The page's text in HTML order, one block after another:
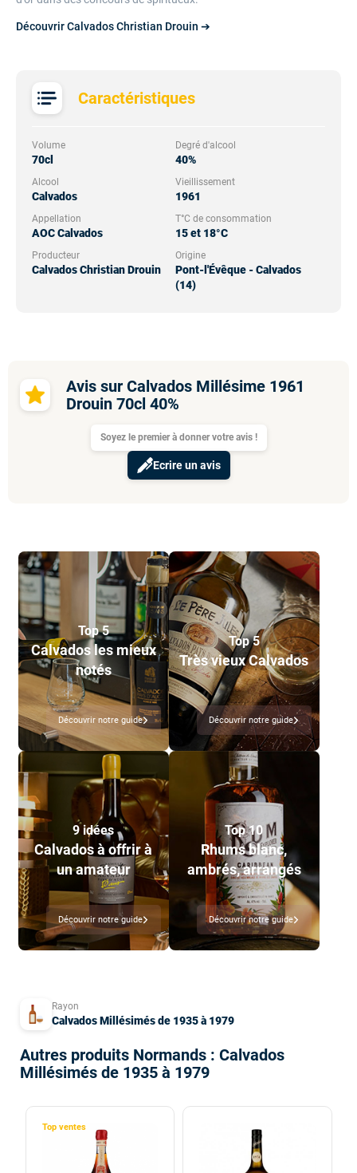
Caractéristiques
Volume
70cl
Degré d'alcool
40%
Alcool
Calvados
Vieillissement
1961
Appellation
AOC Calvados
T°C de consommation
15 et 18°C
Producteur
Calvados Christian Drouin
Origine
Pont-l'Évêque - Calvados
(14)
Découvrir Calvados Christian Drouin ➔
Avis sur Calvados Millésime 1961
Drouin 70cl 40%
Soyez le premier à donner votre avis !
Ecrire un avis
Top 5
Calvados les mieux
notés
Découvrir notre guide
Top 5
Très vieux Calvados
Découvrir notre guide
9 idées
Calvados à offrir à
un amateur
Découvrir notre guide
Top 10
Rhums blanc,
ambrés, arrangés
Découvrir notre guide
Rayon
Calvados Millésimés de 1935 à 1979
Autres produits Normands : Calvados
Millésimés de 1935 à 1979
Top ventes